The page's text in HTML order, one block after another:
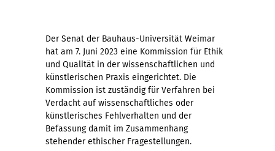
Der Senat der Bauhaus-Universität Weimar
hat am 7. Juni 2023 eine Kommission für Ethik
und Qualität in der wissenschaftlichen und
künstlerischen Praxis eingerichtet. Die
Kommission ist zuständig für Verfahren bei
Verdacht auf wissenschaftliches oder
künstlerisches Fehlverhalten und der
Befassung damit im Zusammenhang
stehender ethischer Fragestellungen.